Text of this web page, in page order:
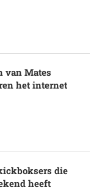
van Mates
het internet
die
heeft